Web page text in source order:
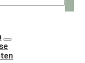
nach: